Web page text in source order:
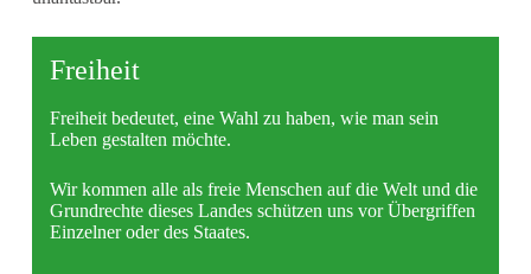
Freiheit
Freiheit bedeutet, eine Wahl zu haben, wie man sein
Leben gestalten möchte.
Wir kommen alle als freie Menschen auf die Welt und die
Grundrechte dieses Landes schützen uns vor Übergriffen
Einzelner oder des Staates.